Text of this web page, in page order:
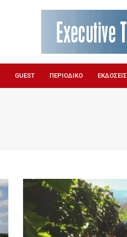
GUEST ΠΕΡΙΟΔΙΚΟ ΕΚΔΟΣΕΙΣ